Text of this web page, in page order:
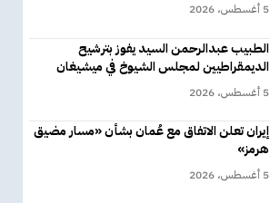
5 أغسطس، 2026
الطبيب عبدالرحمن السيد يفوز بترشيح
الديمقراطيين لمجلس الشيوخ في ميشيغان
5 أغسطس، 2026
إيران تعلن الاتفاق مع عُمان بشأن «مسار مضيق
هرمز»
5 أغسطس، 2026